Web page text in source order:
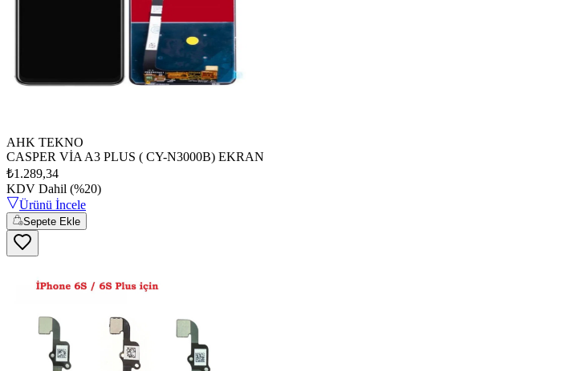
AHK TEKNO
CASPER VİA A3 PLUS ( CY-N3000B) EKRAN
₺1.289,34
KDV Dahil (%20)
Ürünü İncele
Sepete Ekle